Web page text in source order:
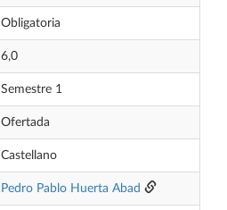
Obligatoria
6,0
Semestre 1
Ofertada
Castellano
Pedro Pablo Huerta Abad